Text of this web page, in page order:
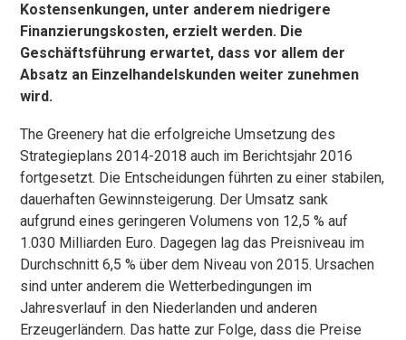
Kostensenkungen, unter anderem niedrigere
Finanzierungskosten, erzielt werden. Die
Geschäftsführung erwartet, dass vor allem der
Absatz an Einzelhandelskunden weiter zunehmen
wird.
The Greenery hat die erfolgreiche Umsetzung des
Strategieplans 2014-2018 auch im Berichtsjahr 2016
fortgesetzt. Die Entscheidungen führten zu einer stabilen,
dauerhaften Gewinnsteigerung. Der Umsatz sank
aufgrund eines geringeren Volumens von 12,5 % auf
1.030 Milliarden Euro. Dagegen lag das Preisniveau im
Durchschnitt 6,5 % über dem Niveau von 2015. Ursachen
sind unter anderem die Wetterbedingungen im
Jahresverlauf in den Niederlanden und anderen
Erzeugerländern. Das hatte zur Folge, dass die Preise